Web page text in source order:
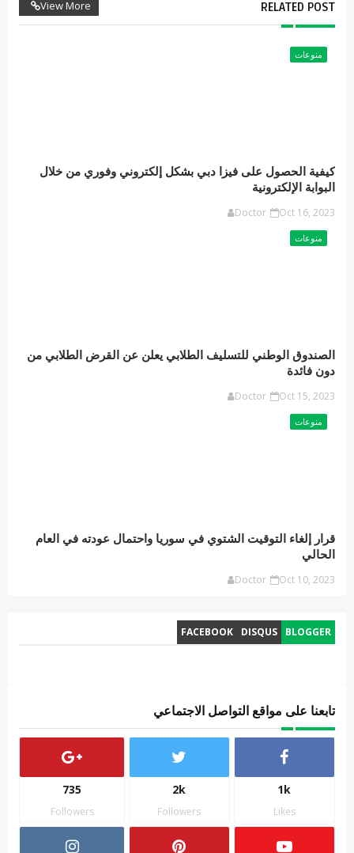
RELATED POST
View More
منوعات
كيفية الحصول على فيزا دبي بشكل إلكتروني وفوري من خلال
البوابة الإلكترونية
Doctor Oct 16, 2023
منوعات
الصندوق الوطني للتسليف الطلابي يعلن عن القرض الطلابي من
دون فائدة
Doctor Oct 15, 2023
منوعات
قرار إلغاء التوقيت الشتوي في سوريا واحتمال عودته في العام
الحالي
Doctor Oct 10, 2023
BLOGGER
DISQUS
FACEBOOK
تابعنا على مواقع التواصل الاجتماعي
1k
Likes
2k
Followers
735
Followers